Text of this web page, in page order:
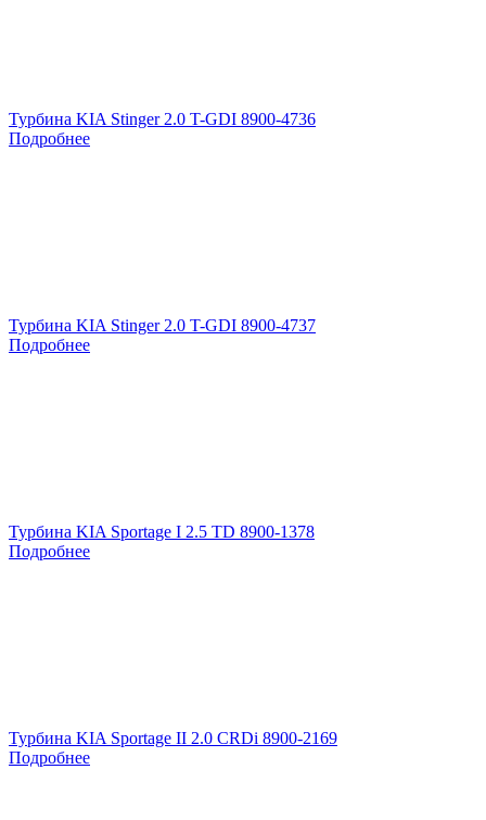
Турбина KIA Stinger 2.0 T-GDI 8900-4736
Подробнее
Турбина KIA Stinger 2.0 T-GDI 8900-4737
Подробнее
Турбина KIA Sportage I 2.5 TD 8900-1378
Подробнее
Турбина KIA Sportage II 2.0 CRDi 8900-2169
Подробнее